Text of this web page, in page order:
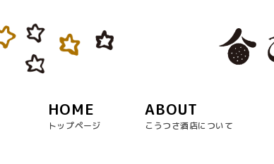
HOME
トップページ
ABOUT
こうつさ酒店について